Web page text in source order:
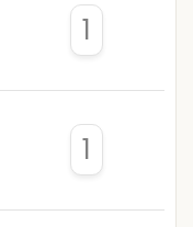
1
1